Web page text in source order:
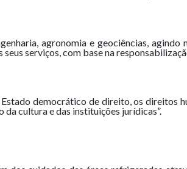
agronomia e geociências,
serviços, com base na
democrático de direito, os direitos
cultura e das instituições jurídicas”.